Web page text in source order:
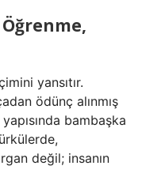
yansıtır.
ödünç alınmış
bambaşka
değil; insanın